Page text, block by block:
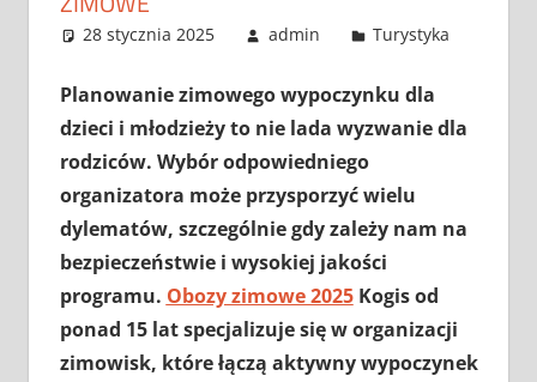
28 stycznia 2025 admin Turystyka
Planowanie zimowego wypoczynku dla
dzieci i młodzieży to nie lada wyzwanie dla
rodziców. Wybór odpowiedniego
organizatora może przysporzyć wielu
dylematów, szczególnie gdy zależy nam na
bezpieczeństwie i wysokiej jakości
programu. Obozy zimowe 2025Kogis od
ponad 15 lat specjalizuje się w organizacji
zimowisk, które łączą aktywny wypoczynek